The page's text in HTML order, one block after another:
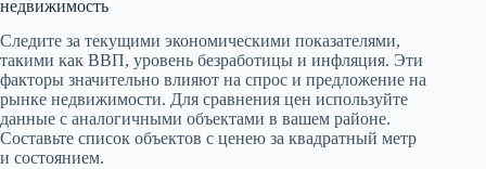
недвижимость
Следите за текущими экономическими показателями,
такими как ВВП, уровень безработицы и инфляция. Эти
факторы значительно влияют на спрос и предложение на
рынке недвижимости. Для сравнения цен используйте
данные с аналогичными объектами в вашем районе.
Составьте список объектов с ценею за квадратный метр
и состоянием.